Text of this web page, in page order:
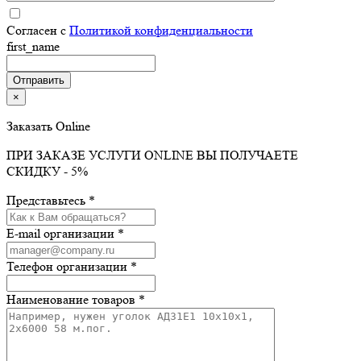
Согласен с Политикой конфиденциальности
first_name
×
Заказать Online
ПРИ ЗАКАЗЕ УСЛУГИ ONLINE ВЫ ПОЛУЧАЕТЕ
СКИДКУ - 5%
Представьтесь *
E-mail организации *
Телефон организации *
Наименование товаров *